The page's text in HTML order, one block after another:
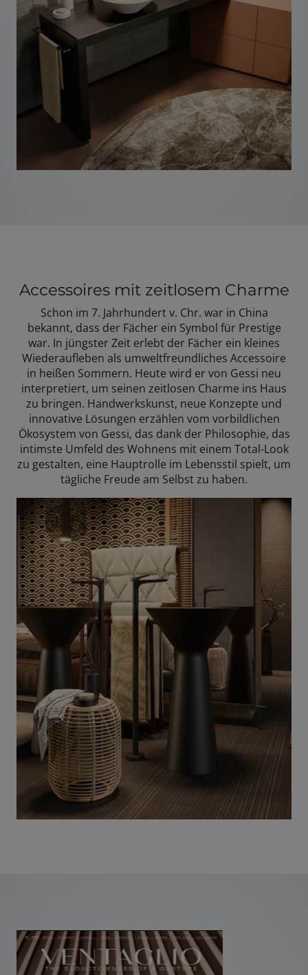
Accessoires mit zeitlosem Charme
Schon im 7. Jahrhundert v. Chr. war in China
bekannt, dass der Fächer ein Symbol für Prestige
war. In jüngster Zeit erlebt der Fächer ein kleines
Wiederaufleben als umweltfreundliches Accessoire
in heißen Sommern. Heute wird er von Gessi neu
interpretiert, um seinen zeitlosen Charme ins Haus
zu bringen. Handwerkskunst, neue Konzepte und
innovative Lösungen erzählen vom vorbildlichen
Ökosystem von Gessi, das dank der Philosophie, das
intimste Umfeld des Wohnens mit einem Total-Look
zu gestalten, eine Hauptrolle im Lebensstil spielt, um
tägliche Freude am Selbst zu haben.